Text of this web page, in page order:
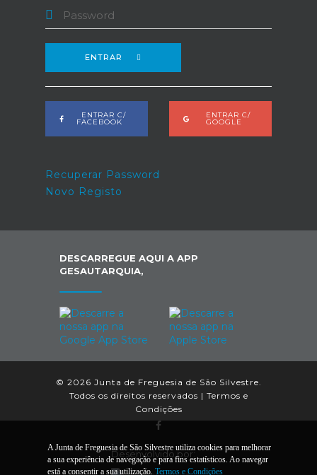
ENTRAR
ENTRAR C/
FACEBOOK
ENTRAR C/
GOOGLE
Recuperar Password
Novo Registo
DESCARREGUE AQUI A APP
GESAUTARQUIA,
© 2026 Junta de Freguesia de São Silvestre.
Todos os direitos reservados | Termos e
Condições
Desenvolvido por:
A Junta de Freguesia de São Silvestre utiliza cookies para melhorar
a sua experiência de navegação e para fins estatísticos. Ao navegar
está a consentir a sua utilização. Termos e Condições